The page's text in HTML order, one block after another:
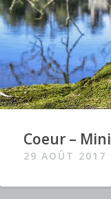
Coeur – Mini
29 AOÛT 2017